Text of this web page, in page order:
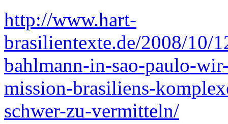
http://www.hart-
brasilientexte.de/2008/10/
bahlmann-in-sao-paulo-
mission-brasiliens-
schwer-zu-vermitteln/